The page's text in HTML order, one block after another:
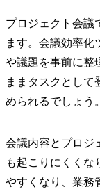
プロジェクト会議
ます。会議効率化
や議題を事前に整
ままタスクとして
められるでしょう。
会議内容とプロジ
も起こりにくくな
やすくなり、業務